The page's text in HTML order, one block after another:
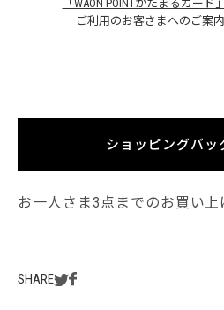
「WAON POINTがたまるカード
ご利用のお客さまへのご案内
ショッピングバッ
お一人さま3点までのお買い上
SHARE